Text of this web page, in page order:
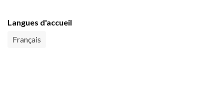
Langues d'accueil
Français